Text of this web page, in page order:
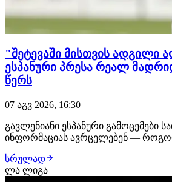
"შეტევაში მისთვის ადგილი
ესპანური პრესა რეალ
წერს
07 აგვ 2026, 16:30
გავლენიანი ესპანური გამოცემები
ინფორმაციას ავრცელებენ —
დატოვოს. მიზეზი ისაა, რომ ჟოზე
ფორვარდს დიდ სათამაშო დროს
სრულად
ლა ლიგა